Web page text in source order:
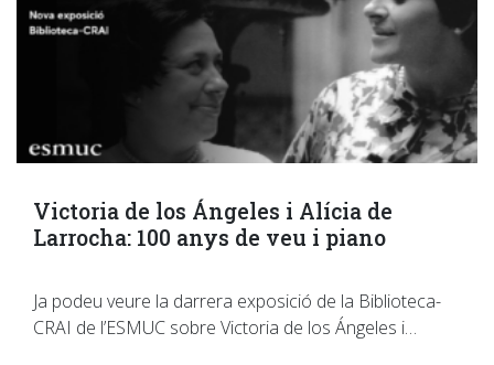
Victoria de los Ángeles i Alícia de
Larrocha: 100 anys de veu i piano
Ja podeu veure la darrera exposició de la Biblioteca-
CRAI de l’ESMUC sobre Victoria de los Ángeles i…